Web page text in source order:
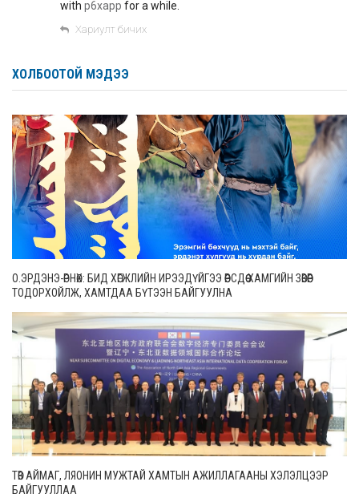
with p6xapp for a while.
Хариулт бичих
ХОЛБООТОЙ МЭДЭЭ
О.ЭРДЭНЭ-ӨРНӨХ: БИД ХӨГЖЛИЙН ИРЭЭДҮЙГЭЭ ӨӨРСДӨӨ ХАМГИЙН ЗӨВӨӨР
ТОДОРХОЙЛЖ, ХАМТДАА БҮТЭЭН БАЙГУУЛНА
ТӨВ АЙМАГ, ЛЯОНИН МУЖТАЙ ХАМТЫН АЖИЛЛАГААНЫ ХЭЛЭЛЦЭЭР
БАЙГУУЛЛАА